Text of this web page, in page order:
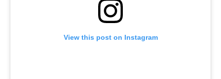
View this post on Instagram